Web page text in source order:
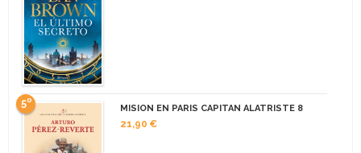
MISION EN PARIS CAPITAN ALATRISTE 8
21,90 €
5º